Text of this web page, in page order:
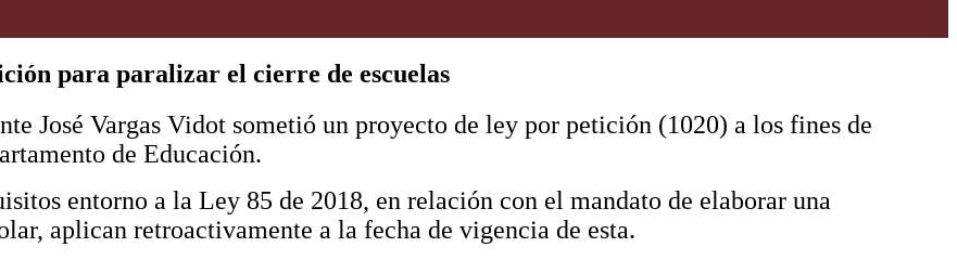
para paralizar el cierre de escuelas
José Vargas Vidot sometió un proyecto de ley por petición (1020) a los fines de
de Educación.
entorno a la Ley 85 de 2018, en relación con el mandato de elaborar una
aplican retroactivamente a la fecha de vigencia de esta.